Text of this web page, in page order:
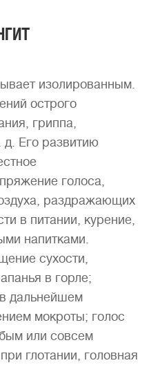
изолированным.
острого
гриппа,
Его развитию
голоса,
раздражающих
в питании, курение,
напитками.
сухости,
в горле;
дальнейшем
мокроты; голос
или совсем
глотании, головная